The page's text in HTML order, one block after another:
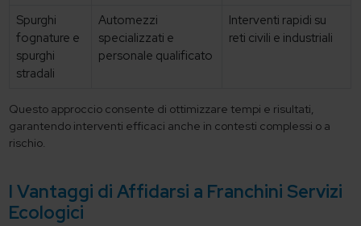
Spurghi
fognature e
spurghi
stradali
Automezzi
specializzati e
personale qualificato
Interventi rapidi su
reti civili e industriali
Questo approccio consente di ottimizzare tempi e risultati,
garantendo interventi efficaci anche in contesti complessi o a
rischio.
I Vantaggi di Affidarsi a Franchini Servizi
Ecologici